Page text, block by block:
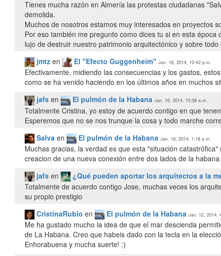
Tienes mucha razón en Almería las protestas ciudadanas
demolida.
Muchos de nosotros estamos muy interesados en proyectos
Por eso también me pregunto como dices tu si en esta
jmtz en El "Efecto Guggenheim" Jan. 16, 2014, 10:42 p.m.
Efectivamente, midiendo las consecuencias y los gastos,
como se ha venido haciendo en los últimos años en muchos
jafs en El pulmón de la Habana Jan. 16, 2014, 10:38 a.m.
Totalmente Cristina, yo estoy de acuerdo contigo en que
Esperemos que no se nos trunque la cosa y todo marche
Salva en El pulmón de la Habana Jan. 16, 2014, 1:18 a.m.
Muchas gracias, la verdad es que esta "situación
creacion de una nueva conexión entre dos lados de la
jafs en
¿Qué pueden aportar los arquitectos a la
Totalmente de acuerdo contigo Jose, muchas veces los
su propio prestigio
CristinaRubio en El pulmón de la Habana Jan. 12, 2014,
Me ha gustado mucho la idea de que el mar descienda
de La Habana. Creo que habeis dado con la tecla en la
Enhorabuena y mucha suerte! :)